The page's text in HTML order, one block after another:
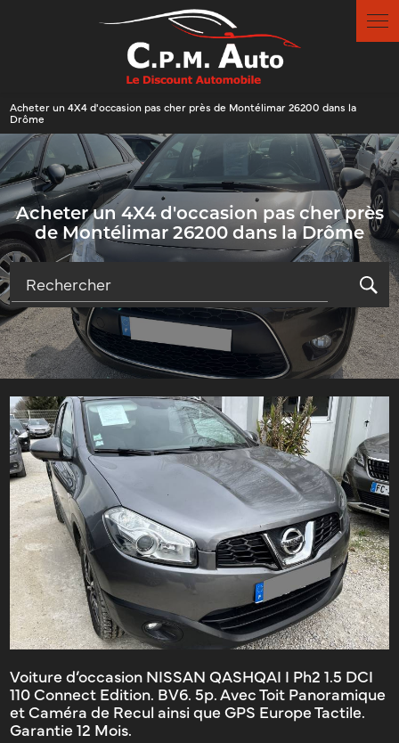
Acheter un 4X4 d'occasion pas cher près de Montélimar 26200 dans la
Drôme
Acheter un 4X4 d'occasion pas cher près
de Montélimar 26200 dans la Drôme
Rechercher
Voiture d’occasion NISSAN QASHQAI I Ph2 1.5 DCI
110 Connect Edition. BV6. 5p. Avec Toit Panoramique
et Caméra de Recul ainsi que GPS Europe Tactile.
Garantie 12 Mois.
Panneau de gestion des cookies